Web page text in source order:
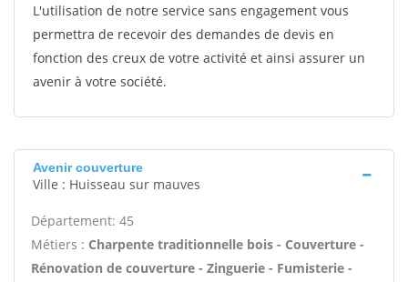
L'utilisation de notre service sans engagement vous
permettra de recevoir des demandes de devis en
fonction des creux de votre activité et ainsi assurer un
avenir à votre société.
Avenir couverture
Ville : Huisseau sur mauves
Département: 45
Métiers : Charpente traditionnelle bois - Couverture -
Rénovation de couverture - Zinguerie - Fumisterie -